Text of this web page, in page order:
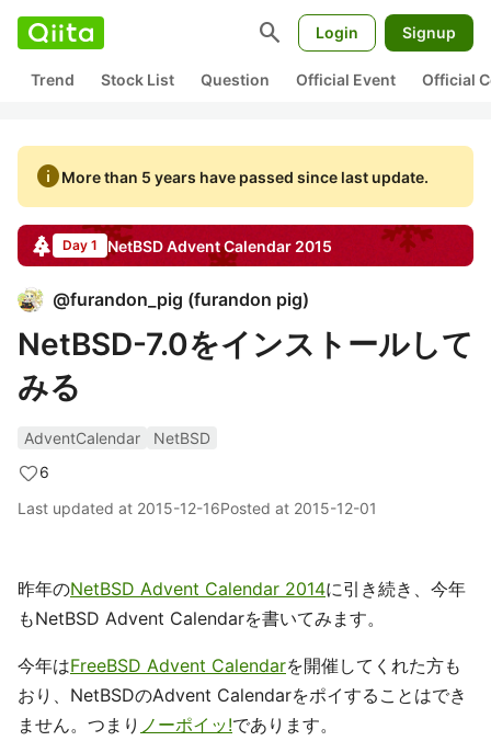
search Login Signup
Trend Stock List Question Official Event Official
infoMore than 5 years have passed since last update.
Day 1 NetBSDAdvent Calendar 2015
@furandon_pig (furandon pig)
NetBSD-7.0をインストールして
みる
AdventCalendar
NetBSD
6
Last updated at 2015-12-16Posted at 2015-12-01
昨年のNetBSD Advent Calendar 2014に引き続き、今年
もNetBSD Advent Calendarを書いてみます。
今年はFreeBSD Advent Calendarを開催してくれた方も
おり、NetBSDのAdvent Calendarをポイすることはでき
ません。つまり ノーポイッ!であります。